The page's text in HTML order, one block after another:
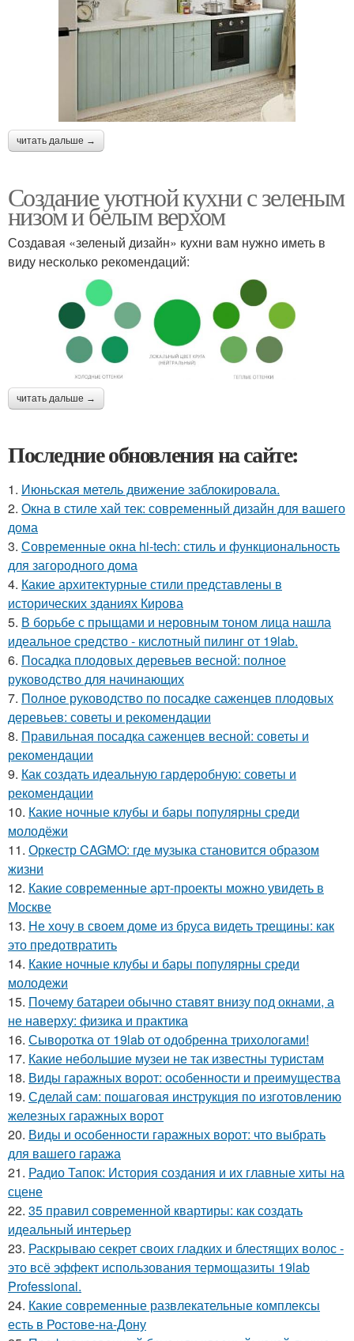
читать дальше →
Создание уютной кухни с зеленым
низом и белым верхом
Создавая «зеленый дизайн» кухни вам нужно иметь в
виду несколько рекомендаций:
читать дальше →
Последние обновления на сайте:
1. Июньская метель движение заблокировала.
2. Окна в стиле хай тек: современный дизайн для вашего
дома
3. Современные окна hi-tech: стиль и функциональность
для загородного дома
4. Какие архитектурные стили представлены в
исторических зданиях Кирова
5. В борьбе с прыщами и неровным тоном лица нашла
идеальное средство - кислотный пилинг от 19lab.
6. Посадка плодовых деревьев весной: полное
руководство для начинающих
7. Полное руководство по посадке саженцев плодовых
деревьев: советы и рекомендации
8. Правильная посадка саженцев весной: советы и
рекомендации
9. Как создать идеальную гардеробную: советы и
рекомендации
10. Какие ночные клубы и бары популярны среди
молодёжи
11. Оркестр CAGMO: где музыка становится образом
жизни
12. Какие современные арт-проекты можно увидеть в
Москве
13. Не хочу в своем доме из бруса видеть трещины: как
это предотвратить
14. Какие ночные клубы и бары популярны среди
молодежи
15. Почему батареи обычно ставят внизу под окнами, а
не наверху: физика и практика
16. Сыворотка от 19lab от одобренна трихологами!
17. Какие небольшие музеи не так известны туристам
18. Виды гаражных ворот: особенности и преимущества
19. Сделай сам: пошаговая инструкция по изготовлению
железных гаражных ворот
20. Виды и особенности гаражных ворот: что выбрать
для вашего гаража
21. Радио Тапок: История создания и их главные хиты на
сцене
22. 35 правил современной квартиры: как создать
идеальный интерьер
23. Раскрываю секрет своих гладких и блестящих волос -
это всё эффект использования термощазиты 19lab
Professional.
24. Какие современные развлекательные комплексы
есть в Ростове-на-Дону